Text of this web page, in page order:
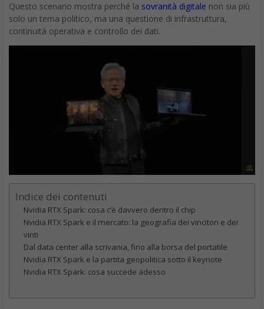
Questo scenario mostra perché la sovranità digitale non sia più
solo un tema politico, ma una questione di infrastruttura,
continuità operativa e controllo dei dati.
Indice dei contenuti
Nvidia RTX Spark: cosa c’è davvero dentro il chip
Nvidia RTX Spark e il mercato: la geografia dei vincitori e dei
vinti
Dal data center alla scrivania, fino alla borsa del portatile
Nvidia RTX Spark e la partita geopolitica sotto il keynote
Nvidia RTX Spark: cosa succede adesso